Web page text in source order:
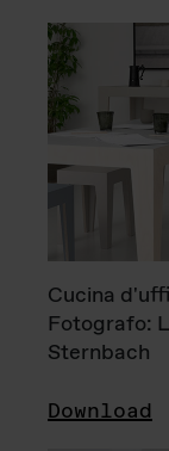
Cucina
Fotografo:
Sternbach
Download